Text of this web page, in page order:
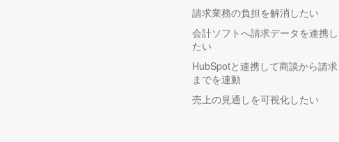
請求業務の負担を解消したい
会計ソフトへ請求データを連携し
たい
HubSpotと連携して商談から請求
までを連動
売上の見通しを可視化したい